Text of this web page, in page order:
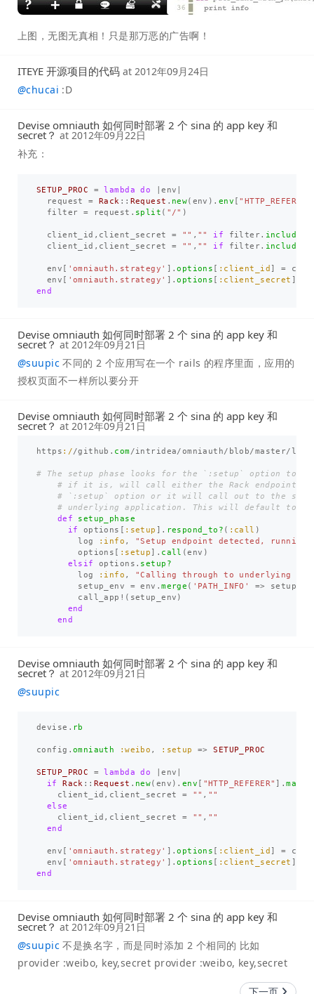
上图，无图无真相！只是那万恶的广告啊！
ITEYE 开源项目的代码 at 2012年09月24日
@chucai :D
Devise omniauth 如何同时部署 2 个 sina 的 app key 和
secret？ at 2012年09月22日
补充：
SETUP_PROC = lambda do |env
request
= Rack :: Request . new( env ). env [ "HTTP_REFERER"
filter
= request . split ( "/" )
client_id , client_secret = "" , "" if filter. include?
client_id , client_secret = "" , "" if filter. include?
env [ 'omniauth.strategy' ].options [ :client_id ] =
env [ 'omniauth.strategy' ].options [ :client_secret ]
end
Devise omniauth 如何同时部署 2 个 sina 的 app key 和
secret？ at 2012年09月21日
@suupic不同的 2 个应用写在一个 rails 的程序里面，应用的
授权页面不一样所以要分开
Devise omniauth 如何同时部署 2 个 sina 的 app key 和
secret？ at 2012年09月21日
https ://github . com/intridea/omniauth/ blob/master/ lib
# The setup phase looks for the `:setup` option to
# if it is, will call either the Rack endpoint
# `:setup` option or it will call out to the
# underlying application. This will default to `/
def
setup_phase
if
options [ :setup ]. respond_to? ( :call )
log
:info ,
"Setup endpoint detected, running
options [ :setup ]. call (env )
elsif
options . setup?
log
:info ,
"Calling through to underlying
setup_env
= env .merge ( 'PATH_INFO' =>
call_app! ( setup_env )
end
end
Devise omniauth 如何同时部署 2 个 sina 的 app key 和
secret？ at 2012年09月21日
@suupic
devise . rb
config . omniauth :weibo , :setup => SETUP_PROC
SETUP_PROC = lambda do |env
if
Rack :: Request . new( env ). env "HTTP_REFERER" ].match
client_id , client_secret = "" , ""
else
client_id , client_secret = "" , ""
end
env 'omniauth.strategy' ].options :client_id =
env
'omniauth.strategy' ].options :client_secret
end
Devise omniauth 如何同时部署 2 个 sina 的 app key 和
secret？ at 2012年09月21日
@suupic不是换名字，而是同时添加 2 个相同的 比如
provider :weibo, key,secret provider :weibo, key,secret